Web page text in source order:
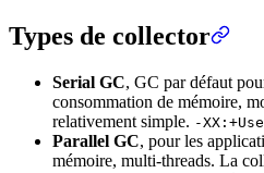
Types de collector
Serial GC, GC par défaut
consommation de mémoire,
relativement simple. -
Parallel GC, pour les
mémoire, multi-threads. La